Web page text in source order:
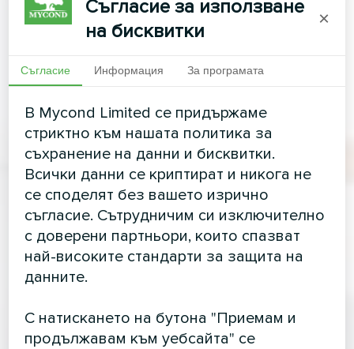
Съгласие за използване
на бисквитки
×
Съгласие Информация За програмата
В Mycond Limited се придържаме
стриктно към нашата политика за
съхранение на данни и бисквитки.
Всички данни се криптират и никога не
се споделят без вашето изрично
съгласие. Сътрудничим си изключително
с доверени партньори, които спазват
най-високите стандарти за защита на
данните.
С натискането на бутона "Приемам и
продължавам към уебсайта" се